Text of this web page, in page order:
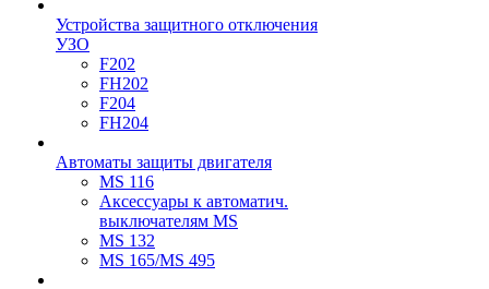
Устройства защитного отключения
УЗО
F202
FH202
F204
FH204
Автоматы защиты двигателя
MS 116
Аксессуары к автоматич.
выключателям MS
MS 132
MS 165/MS 495